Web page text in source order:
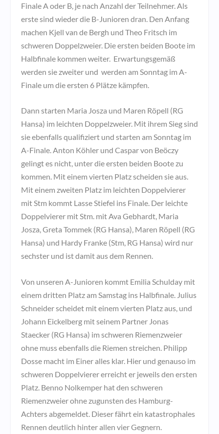
Finale A oder B, je nach Anzahl der Teilnehmer. Als
erste sind wieder die B-Junioren dran. Den Anfang
machen Kjell van de Bergh und Theo Fritsch im
schweren Doppelzweier. Die ersten beiden Boote im
Halbfinale kommen weiter. Erwartungsgemäß
werden sie zweiter und werden am Sonntag im A-
Finale um die ersten 6 Plätze kämpfen.
Dann starten Maria Josza und Maren Röpell (RG
Hansa) im leichten Doppelzweier. Mit ihrem Sieg sind
sie ebenfalls qualifiziert und starten am Sonntag im
A-Finale. Anton Köhler und Caspar von Beöczy
gelingt es nicht, unter die ersten beiden Boote zu
kommen. Mit einem vierten Platz scheiden sie aus.
Mit einem zweiten Platz im leichten Doppelvierer
mit Stm kommt Lasse Stiefel ins Finale. Der leichte
Doppelvierer mit Stm. mit Ava Gebhardt, Maria
Josza, Greta Tommek (RG Hansa), Maren Röpell (RG
Hansa) und Hardy Franke (Stm, RG Hansa) wird nur
sechster und ist damit aus dem Rennen.
Von unseren A-Junioren kommt Emilia Schulday mit
einem dritten Platz am Samstag ins Halbfinale. Julius
Schneider scheidet mit einem vierten Platz aus, und
Johann Eickelberg mit seinem Partner Jonas
Staecker (RG Hansa) im schweren Riemenzweier
ohne muss ebenfalls die Riemen streichen. Philipp
Dosse macht im Einer alles klar. Hier und genauso im
schweren Doppelvierer erreicht er jeweils den ersten
Platz. Benno Nolkemper hat den schweren
Riemenzweier ohne zugunsten des Hamburg-
Achters abgemeldet. Dieser fährt ein katastrophales
Rennen deutlich hinter allen vier Gegnern.